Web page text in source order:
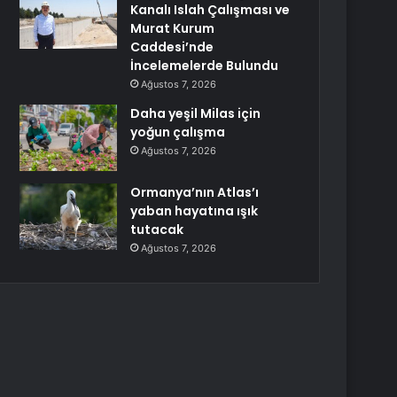
Kanalı Islah Çalışması ve
Murat Kurum
Caddesi’nde
İncelemelerde Bulundu
Ağustos 7, 2026
Daha yeşil Milas için
yoğun çalışma
Ağustos 7, 2026
Ormanya’nın Atlas’ı
yaban hayatına ışık
tutacak
Ağustos 7, 2026